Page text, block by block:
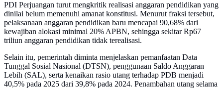
PDI Perjuangan turut mengkritik realisasi anggaran pendidikan yang
dinilai belum memenuhi amanat konstitusi. Menurut fraksi tersebut,
pelaksanaan anggaran pendidikan baru mencapai 90,68% dari
kewajiban alokasi minimal 20% APBN, sehingga sekitar Rp67
triliun anggaran pendidikan tidak terealisasi.
Selain itu, pemerintah diminta menjelaskan pemanfaatan Data
Tunggal Sosial Nasional (DTSN), penggunaan Saldo Anggaran
Lebih (SAL), serta kenaikan rasio utang terhadap PDB menjadi
40,5% pada 2025 dari 39,8% pada 2024. Penambahan utang selama